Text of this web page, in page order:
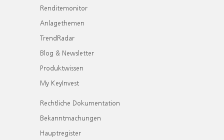
Renditemonitor
Anlagethemen
TrendRadar
Blog & Newsletter
Produktwissen
My KeyInvest
Rechtliche Dokumentation
Bekanntmachungen
Hauptregister